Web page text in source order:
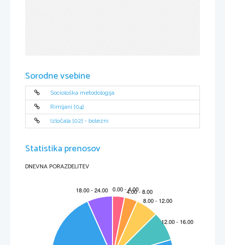
Sorodne vsebine
Sociološka metodologija
Rimljani [04]
Izločala [02] - bolezni
Statistika prenosov
DNEVNA PORAZDELITEV